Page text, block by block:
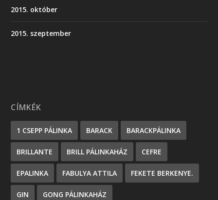
2015. október
2015. szeptember
CÍMKÉK
1 CSEPP PÁLINKA BARACK BARACKPÁLINKA
BRILLANTE BRILL PÁLINKAHÁZ CEFRE
EPALINKA FABULYA ATTILA FEKETE BERKENYE.
GIN GONG PÁLINKAHÁZ